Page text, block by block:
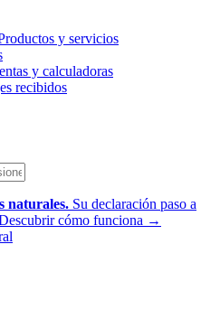
y servicios
y calculadoras
recibidos
naturales. Su declaración paso a
cómo funciona →